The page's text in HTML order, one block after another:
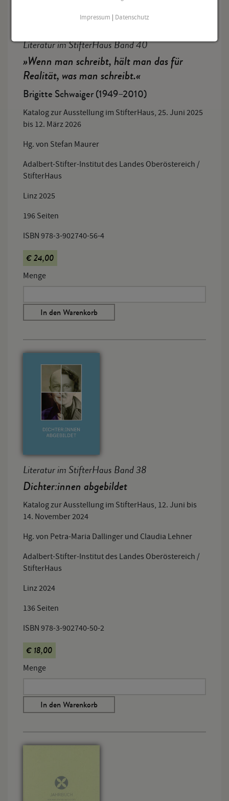
Literatur im StifterHaus Band 40
»Wenn man schreibt, hält man das für
Realität, was man schreibt.«
Brigitte Schwaiger (1949–2010)
Katalog zur Ausstellung im StifterHaus, 25. Juni 2025
bis 12. März 2026
Hg. von Stefan Maurer
Adalbert-Stifter-Institut des Landes Oberöstereich /
StifterHaus
Linz 2025
196 Seiten
ISBN 978-3-902740-56-4
€ 24,00
Menge
In den Warenkorb
Literatur im StifterHaus Band 38
Dichter:innen abgebildet
Katalog zur Ausstellung im StifterHaus, 12. Juni bis
14. November 2024
Hg. von Petra-Maria Dallinger und Claudia Lehner
Adalbert-Stifter-Institut des Landes Oberöstereich /
StifterHaus
Linz 2024
136 Seiten
ISBN 978-3-902740-50-2
€ 18,00
Menge
In den Warenkorb
Impressum | Datenschutz